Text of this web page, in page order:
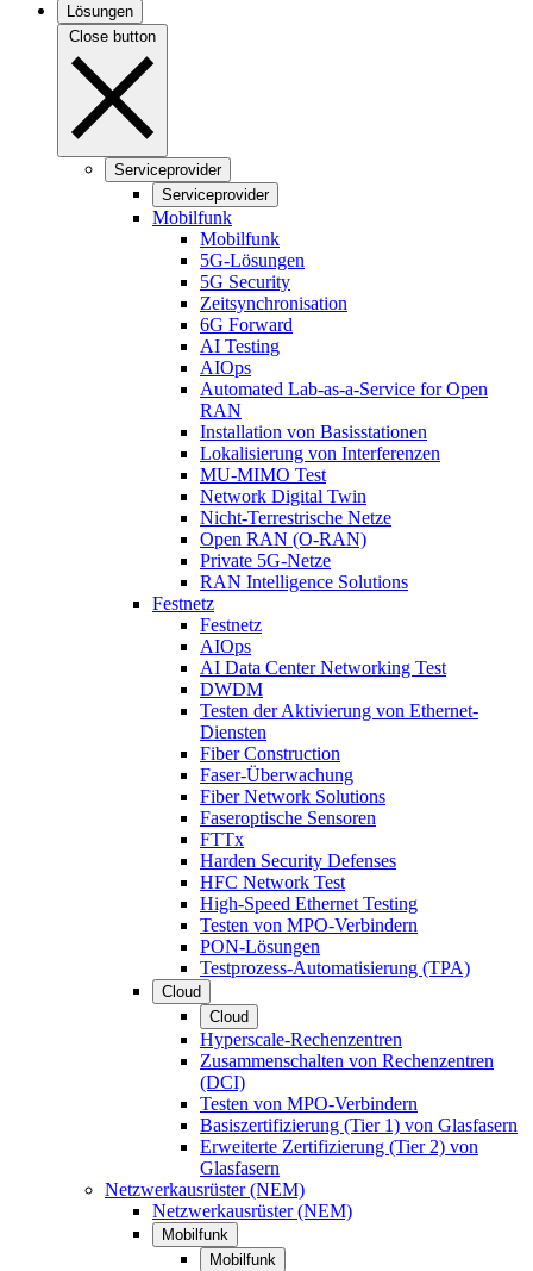
Lösungen
Close button
Serviceprovider
Serviceprovider
Mobilfunk
Mobilfunk
5G-Lösungen
5G Security
Zeitsynchronisation
6G Forward
AI Testing
AIOps
Automated Lab-as-a-Service for Open
RAN
Installation von Basisstationen
Lokalisierung von Interferenzen
MU-MIMO Test
Network Digital Twin
Nicht-Terrestrische Netze
Open RAN (O-RAN)
Private 5G-Netze
RAN Intelligence Solutions
Festnetz
Festnetz
AIOps
AI Data Center Networking Test
DWDM
Testen der Aktivierung von Ethernet-
Diensten
Fiber Construction
Faser-Überwachung
Fiber Network Solutions
Faseroptische Sensoren
FTTx
Harden Security Defenses
HFC Network Test
High-Speed Ethernet Testing
Testen von MPO-Verbindern
PON-Lösungen
Testprozess-Automatisierung (TPA)
Cloud
Cloud
Hyperscale-Rechenzentren
Zusammenschalten von Rechenzentren
(DCI)
Testen von MPO-Verbindern
Basiszertifizierung (Tier 1) von Glasfasern
Erweiterte Zertifizierung (Tier 2) von
Glasfasern
Netzwerkausrüster (NEM)
Netzwerkausrüster (NEM)
Mobilfunk
Mobilfunk